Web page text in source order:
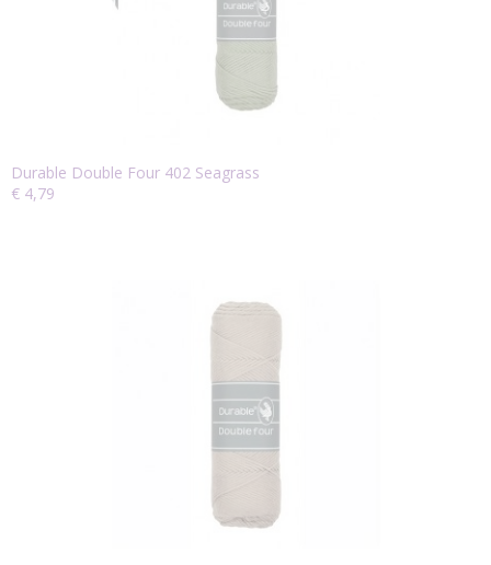
Durable Double Four 402 Seagrass
€ 4,79